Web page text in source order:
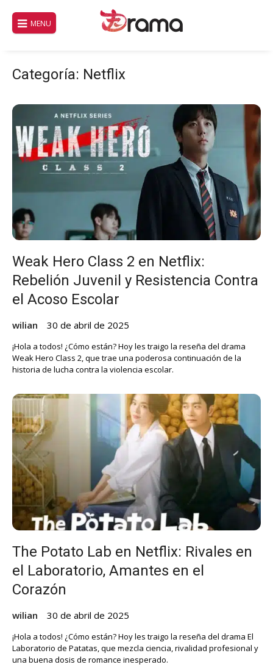
contenido
MENU
Categoría: Netflix
Weak Hero Class 2 en Netflix:
Rebelión Juvenil y Resistencia Contra
el Acoso Escolar
wilian 30 de abril de 2025
¡Hola a todos! ¿Cómo están? Hoy les traigo la reseña del drama
Weak Hero Class 2, que trae una poderosa continuación de la
historia de lucha contra la violencia escolar.
The Potato Lab en Netflix: Rivales en
el Laboratorio, Amantes en el
Corazón
wilian 30 de abril de 2025
¡Hola a todos! ¿Cómo están? Hoy les traigo la reseña del drama El
Laboratorio de Patatas, que mezcla ciencia, rivalidad profesional y
una buena dosis de romance inesperado.